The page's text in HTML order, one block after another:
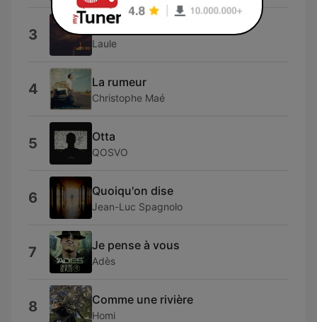
3 Peu Importe
Laule
4 La rumeur
Christophe Maé
5 Otta
QOSVO
6 Quoiqu'on dise
Jean-Luc Spagnolo
7 Je pense à vous
Adès
8 Comme une rivière
Homi